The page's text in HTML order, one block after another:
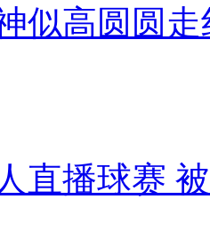
似高圆圆走
直播球赛